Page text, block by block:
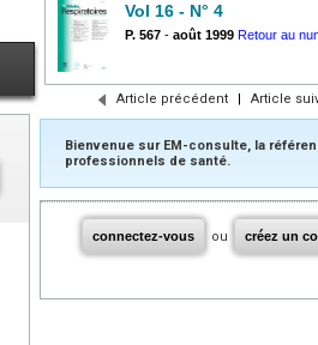
Vol 16 - N° 4
P. 567 - août 1999 Retour au
Article précédent | Article
Bienvenue sur EM-consulte, la
professionnels de santé.
connectez-vous ou créez un